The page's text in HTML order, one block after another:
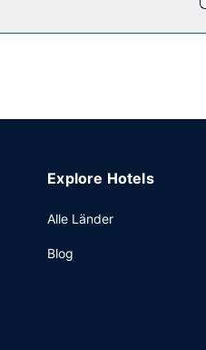
Explore Hotels
Alle Länder
Blog